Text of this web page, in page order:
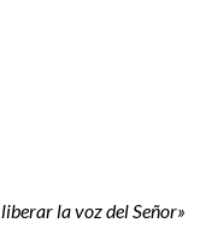
la voz del Señor»